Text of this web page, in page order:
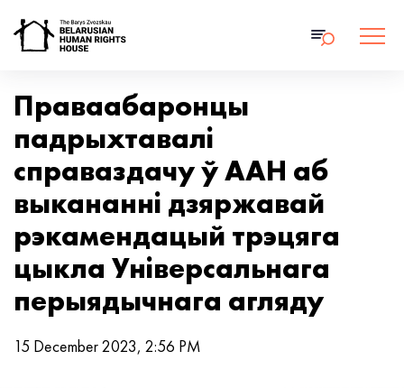
Праваабаронцы
падрыхтавалі
справаздачу ў ААН аб
выкананні дзяржавай
рэкамендацый трэцяга
цыкла Універсальнага
перыядычнага агляду
15 December 2023, 2:56 PM